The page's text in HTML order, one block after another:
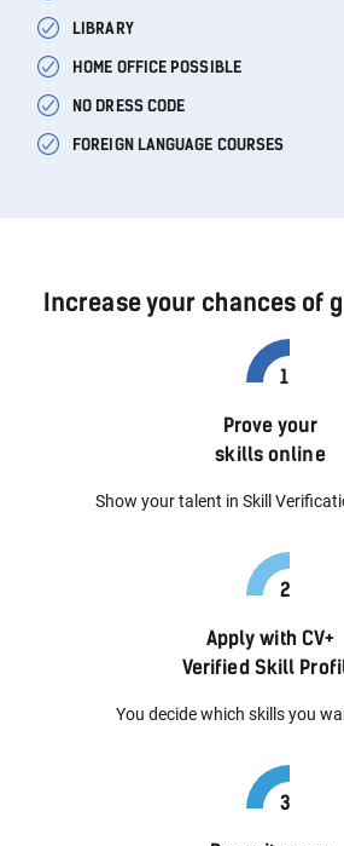
LIBRARY
HOME OFFICE POSSIBLE
NO DRESS CODE
FOREIGN LANGUAGE COURSES
Increase your chances of
Prove your
skills online
Show your talent in Skill
Apply with CV+
Verified Skill
You decide which skills you